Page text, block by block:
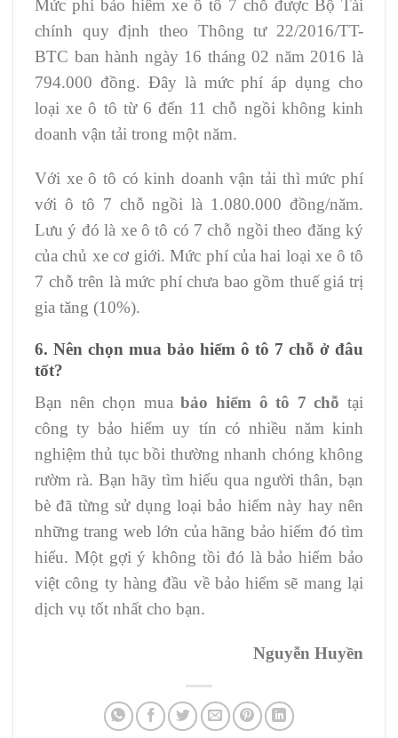
Mức phí bảo hiểm xe ô tô 7 chỗ được Bộ Tài
chính quy định theo Thông tư 22/2016/TT-
BTC ban hành ngày 16 tháng 02 năm 2016 là
794.000 đồng. Đây là mức phí áp dụng cho
loại xe ô tô từ 6 đến 11 chỗ ngồi không kinh
doanh vận tải trong một năm.
Với xe ô tô có kinh doanh vận tải thì mức phí
với ô tô 7 chỗ ngồi là 1.080.000 đồng/năm.
Lưu ý đó là xe ô tô có 7 chỗ ngồi theo đăng ký
của chủ xe cơ giới. Mức phí của hai loại xe ô tô
7 chỗ trên là mức phí chưa bao gồm thuế giá trị
gia tăng (10%).
6. Nên chọn mua bảo hiểm ô tô 7 chỗ ở đâu
tốt?
Bạn nên chọn muabảo hiểm ô tô 7 chỗ tại
công ty bảo hiểm uy tín có nhiều năm kinh
nghiệm thủ tục bồi thường nhanh chóng không
rườm rà. Bạn hãy tìm hiểu qua người thân, bạn
bè đã từng sử dụng loại bảo hiểm này hay nên
những trang web lớn của hãng bảo hiểm đó tìm
hiểu. Một gợi ý không tồi đó là bảo hiểm bảo
việt công ty hàng đầu về bảo hiểm sẽ mang lại
dịch vụ tốt nhất cho bạn.
Nguyễn Huyền